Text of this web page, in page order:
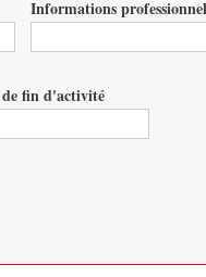
Informations
fin d'activité